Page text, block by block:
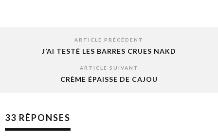
ARTICLE PRÉCÉDENT
J’AI TESTÉ LES BARRES CRUES NAKD
ARTICLE SUIVANT
CRÈME ÉPAISSE DE CAJOU
33 RÉPONSES